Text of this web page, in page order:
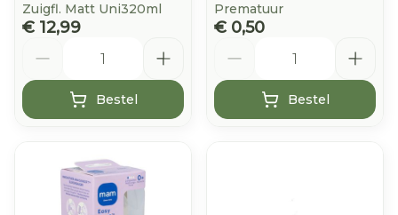
Zuigfl. Matt Uni320ml
€ 12,99
Bestel
Prematuur
€ 0,50
Bestel